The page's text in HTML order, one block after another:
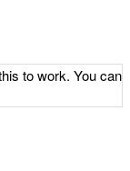
to work. You can